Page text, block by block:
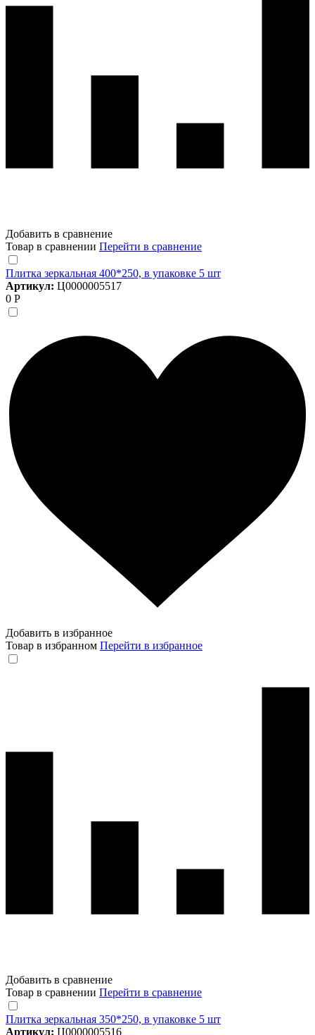
Добавить в сравнение
Товар в сравнении Перейти в сравнение
Плитка зеркальная 400*250, в упаковке 5 шт
Артикул: Ц0000005517
0 Р
Добавить в избранное
Товар в избранном Перейти в избранное
Добавить в сравнение
Товар в сравнении Перейти в сравнение
Плитка зеркальная 350*250, в упаковке 5 шт
Артикул: Ц0000005516